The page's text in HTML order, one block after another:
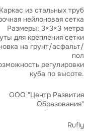
Каркас из стальных труб
нейлоновая сетка
Размеры: 3×3×3 метра
для крепления сетки
на грунт/асфальт/
пол
регулировки
куба по высоте.
ООО "Центр Развития
Образования"
Rufly